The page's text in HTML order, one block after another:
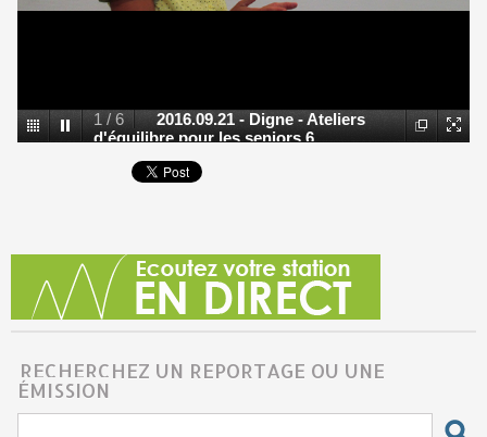
1 /6
2016.09.21 - Digne - Ateliers
d'équilibre pour les seniors 6
RECHERCHEZ UN REPORTAGE OU UNE
ÉMISSION